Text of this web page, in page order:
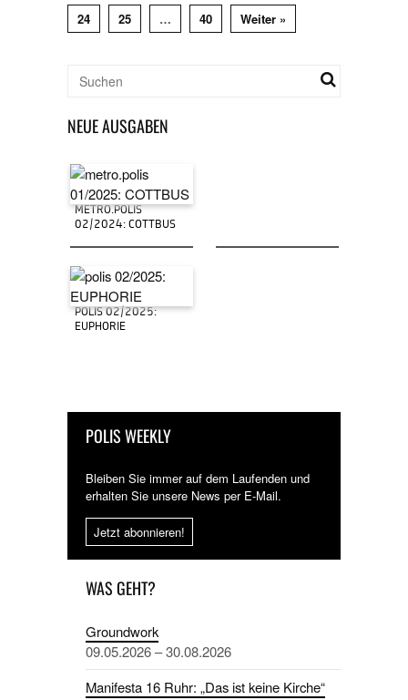
24 25 … 40 Weiter »
NEUE AUSGABEN
METRO.POLIS
02/2024: COTTBUS
POLIS 02/2025:
EUPHORIE
POLIS WEEKLY
Bleiben Sie immer auf dem Laufenden und
erhalten Sie unsere News per E-Mail.
Jetzt abonnieren!
WAS GEHT?
Groundwork
09.05.2026 – 30.08.2026
Manifesta 16 Ruhr: „Das ist keine Kirche“